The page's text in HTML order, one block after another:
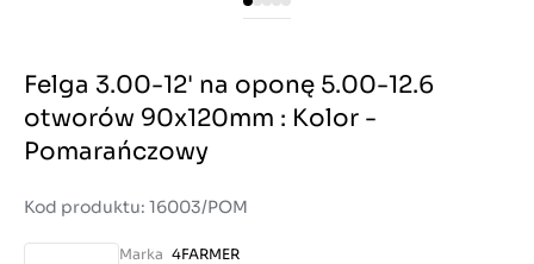
Felga 3.00-12' na oponę 5.00-12.6
otworów 90x120mm : Kolor -
Pomarańczowy
Kod produktu: 16003/POM
Marka 4FARMER